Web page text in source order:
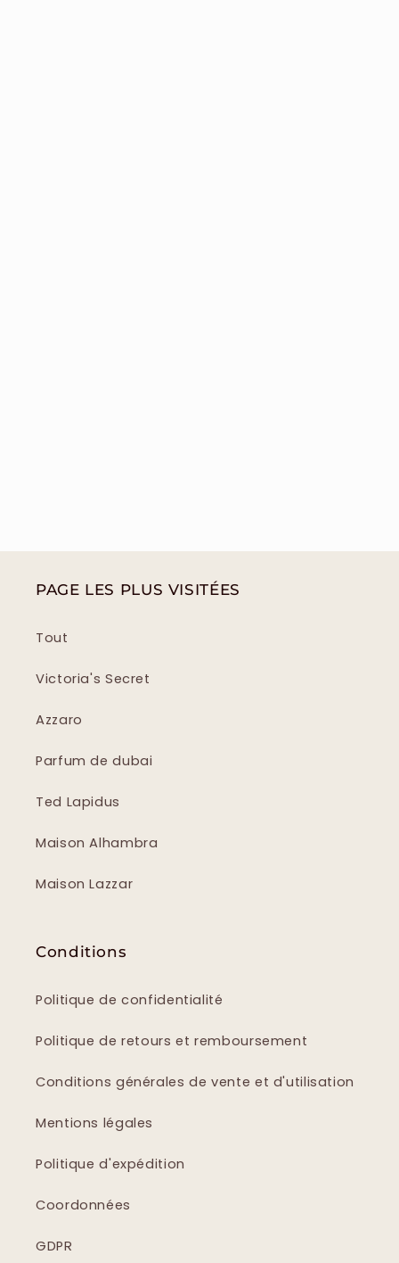
PAGE LES PLUS VISITÉES
Tout
Victoria's Secret
Azzaro
Parfum de dubai
Ted Lapidus
Maison Alhambra
Maison Lazzar
Conditions
Politique de confidentialité
Politique de retours et remboursement
Conditions générales de vente et d'utilisation
Mentions légales
Politique d'expédition
Coordonnées
GDPR